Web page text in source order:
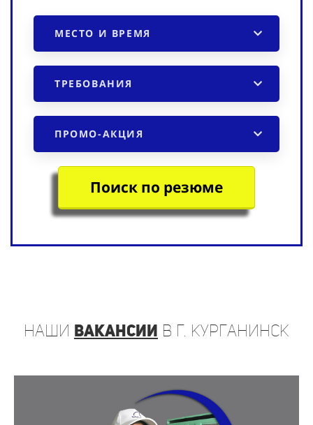
МЕСТО И ВРЕМЯ
ТРЕБОВАНИЯ
ПРОМО-АКЦИЯ
Поиск по резюме
наши вакансии в г. Курганинск